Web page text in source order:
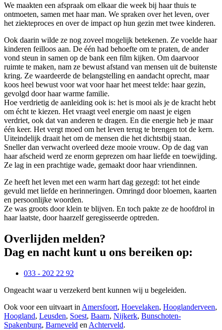
We maakten een afspraak om elkaar die week bij haar thuis te
ontmoeten, samen met haar man. We spraken over het leven, over
het ziekteproces en over de impact op hun gezin met twee kinderen.
Ook daarin wilde ze nog zoveel mogelijk betekenen. Ze voelde haar
kinderen feilloos aan. De één had behoefte om te praten, de ander
vond steun in samen op de bank een film kijken. Om daarvoor
ruimte te maken, nam ze bewust afstand van mensen uit de buitenste
kring. Ze waardeerde de belangstelling en aandacht oprecht, maar
koos heel bewust voor wat voor haar het meest telde: haar gezin,
gevolgd door haar warme familie.
Hoe verdrietig de aanleiding ook is: het is mooi als je de kracht hebt
om écht te kiezen. Het vraagt veel energie om naast je eigen
verdriet, ook dat van anderen te dragen. En die energie heb je maar
één keer. Het vergt moed om het leven terug te brengen tot de kern.
Uiteindelijk draait het om de mensen die het dichtstbij staan.
Sneller dan verwacht overleed deze mooie vrouw. Op de dag van
haar afscheid werd ze enorm geprezen om haar liefde en toewijding.
Ze lag in een prachtige wade, gemaakt door haar vriendinnen.
Ze heeft het leven met een warm hart dag gezegd: tot het einde
gevuld met liefde en herinneringen. Omringd door bloemen, kaarten
en persoonlijke woorden.
Ze was groots door klein te blijven. En toch pakte ze de hoofdrol in
haar laatste, door haarzelf geregisseerde optreden.
Overlijden melden?
Dag en nacht kunt u ons bereiken op:
033 - 202 22 92
Ongeacht waar u verzekerd bent kunnen wij u begeleiden.
Ook voor een uitvaart in Amersfoort, Hoevelaken, Hooglanderveen,
Hoogland, Leusden, Soest, Baarn, Nijkerk, Bunschoten-
Spakenburg, Barneveld en Achterveld.